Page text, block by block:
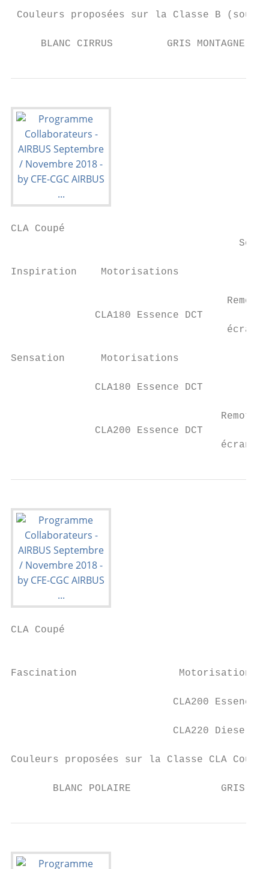
Couleurs proposées sur la Classe B
BLANC CIRRUS         GRIS MONTAGNE
CLA Coupé
Inspiration    Motorisations
CLA180 Essence DCT
écran
Sensation      Motorisations
CLA180 Essence DCT
Remote
CLA200 Essence DCT
écran
CLA Coupé
Fascination
CLA200 Essence
CLA220 Diesel
Couleurs proposées sur la Classe CLA
BLANC POLAIRE               GRIS